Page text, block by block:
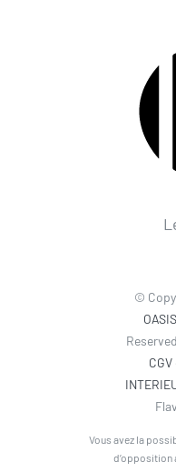
©
Vous avez la
d’opposition